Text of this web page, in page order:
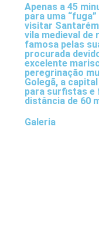
Apenas a 45
para uma
visitar
vila medieval de
famosa pelas
procurada
excelente
peregrinação
Golegã, a
para surfistas e
distância de 60
Galeria